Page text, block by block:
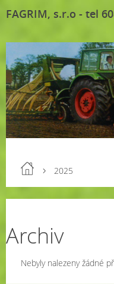
FAGRIM, s.r.o - tel
2025
Archiv
Nebyly nalezeny žádné